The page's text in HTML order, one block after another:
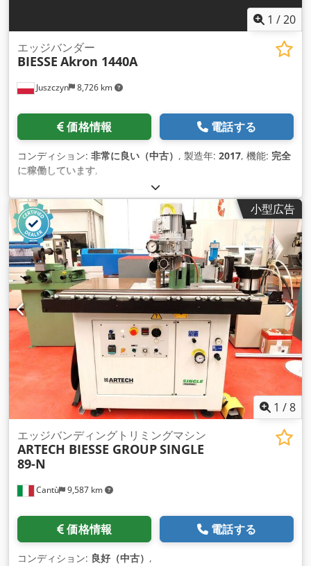
1 /20
Juszczyn 8,726 km
エッジバンダー
BIESSE Akron 1440A
価格情報 電話する
コンディション: 非常に良い（中古） , 製造年: 2017, 機能: 完全
に稼働しています,
小型広告
1 /8
Cantù 9,587 km
エッジバンディングトリミングマシン
ARTECH BIESSE GROUPSINGLE
89-N
価格情報 電話する
コンディション: 良好（中古） ,